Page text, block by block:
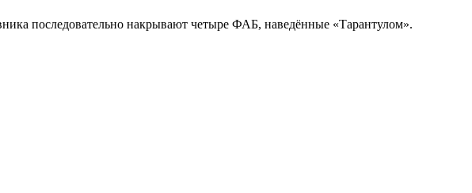
последовательно накрывают четыре ФАБ, наведённые «Тарантулом».